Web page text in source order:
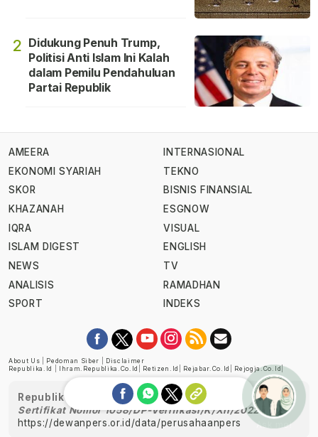
2 Didukung Penuh Trump,
Politisi Anti Islam Ini Kalah
dalam Pemilu Pendahuluan
Partai Republik
AMEERA
EKONOMI SYARIAH
SKOR
KHAZANAH
IQRA
ISLAM DIGEST
NEWS
ANALISIS
SPORT
INTERNASIONAL
TEKNO
BISNIS FINANSIAL
ESGNOW
VISUAL
ENGLISH
TV
RAMADHAN
INDEKS
About Us Pedoman Siber
Disclaimer
Republika.id
Ihram.republika.co.id Retizen.id Rejabar.co.id Rejogja.co.id
Republika telah diverifikasi oleh Dewan Pers
Sertifikat Nomor 1058/DP-Verifikasi/K/XII/2022
https://dewanpers.or.id/data/perusahaanpers
Ask me!